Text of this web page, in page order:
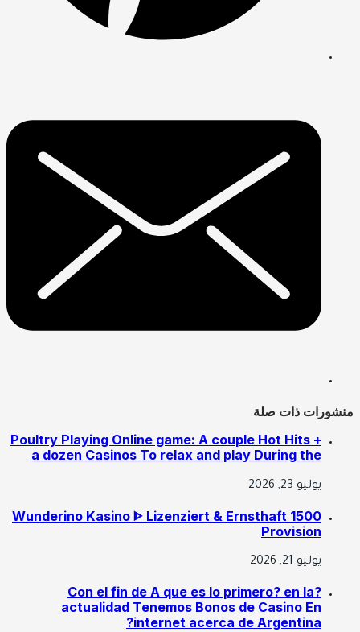
ذات صلة
Poultry Playing Online game: A couple Hot Hits +
a dozen Casinos To relax and play During the
يوليو 23, 2026
Wunderino Kasino ᐈ Lizenziert & Ernsthaft 1500
Provision
يوليو 21, 2026
?Con el fin de A que es lo primero? en la
actualidad Tenemos Bonos de Casino En
internet acerca de Argentina?